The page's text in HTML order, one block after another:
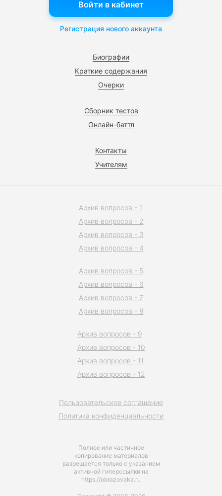
Биографии
Краткие содержания
Очерки
Сборник тестов
Онлайн-баттл
Контакты
Учителям
Войти в кабинет
Регистрация нового аккаунта
Полное или частичное
копирование материалов
разрешается только с указанием
активной гиперссылки на
https://obrazovaka.ru
Пользовательское соглашение
Политика конфиденциальности
Архив вопросов - 1
Архив вопросов - 2
Архив вопросов - 3
Архив вопросов - 4
Архив вопросов - 5
Архив вопросов - 6
Архив вопросов - 7
Архив вопросов - 8
Архив вопросов - 9
Архив вопросов - 10
Архив вопросов - 11
Архив вопросов - 12